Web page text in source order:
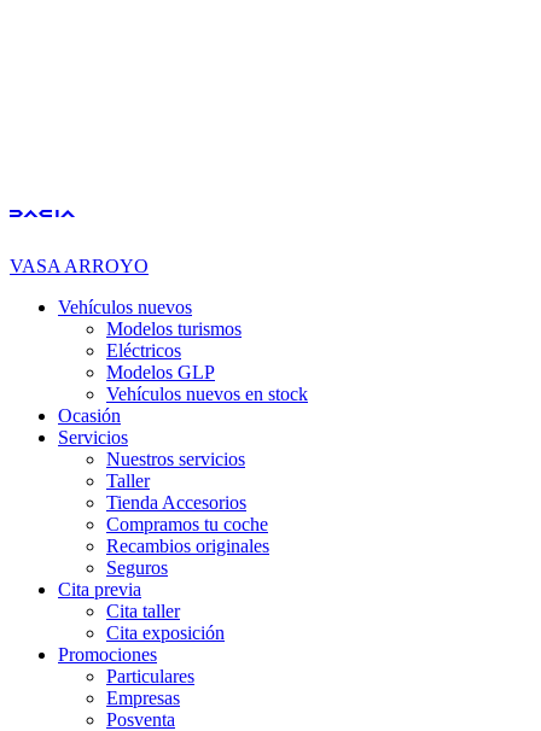
VASA ARROYO
Vehículos nuevos
Modelos turismos
Eléctricos
Modelos GLP
Vehículos nuevos en stock
Ocasión
Servicios
Nuestros servicios
Taller
Tienda Accesorios
Compramos tu coche
Recambios originales
Seguros
Cita previa
Cita taller
Cita exposición
Promociones
Particulares
Empresas
Posventa